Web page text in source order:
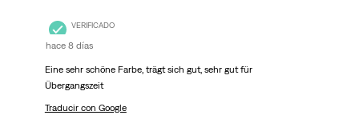
VERIFICADO
hace 8 días
Eine sehr schöne Farbe, trägt sich gut, sehr gut für
Übergangszeit
Traducir con Google